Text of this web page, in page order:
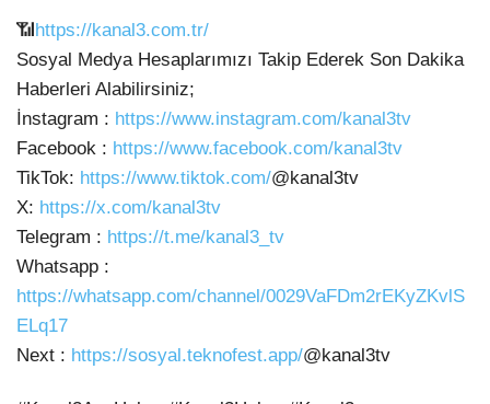
📶 https://kanal3.com.tr/
Sosyal Medya Hesaplarımızı Takip Ederek Son Dakika
Haberleri Alabilirsiniz;
İnstagram : https://www.instagram.com/kanal3tv
Facebook : https://www.facebook.com/kanal3tv
TikTok: https://www.tiktok.com/@kanal3tv
X: https://x.com/kanal3tv
Telegram : https://t.me/kanal3_tv
Whatsapp :
https://whatsapp.com/channel/0029VaFDm2rEKyZKvlS
ELq17
Next : https://sosyal.teknofest.app/@kanal3tv